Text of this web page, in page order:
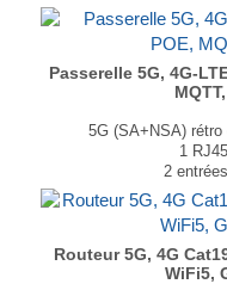
...
Passerelle 5G, 4G-
5G (SA+NSA)
1
2
Prise
1 interface
1
Routeur 5G, 4G
WiFi5,